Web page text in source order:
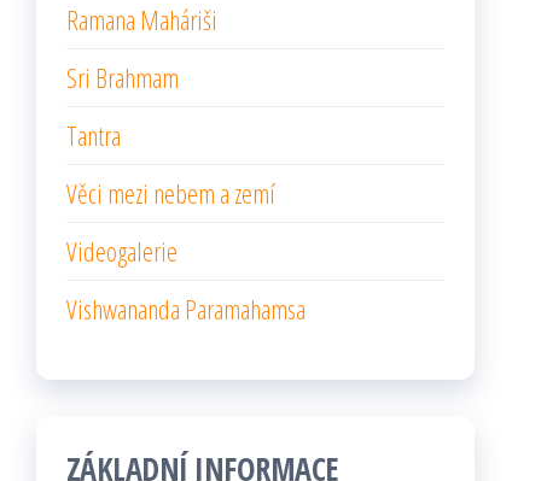
Ramana Maháriši
Sri Brahmam
Tantra
Věci mezi nebem a zemí
Videogalerie
Vishwananda Paramahamsa
ZÁKLADNÍ INFORMACE